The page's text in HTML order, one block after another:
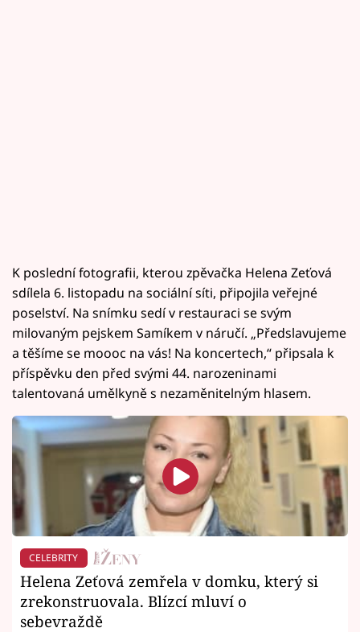
K poslední fotografii, kterou zpěvačka Helena Zeťová
sdílela 6. listopadu na sociální síti, připojila veřejné
poselství. Na snímku sedí v restauraci se svým
milovaným pejskem Samíkem v náručí. „Předslavujeme
a těšíme se moooc na vás! Na koncertech,“ připsala k
příspěvku den před svými 44. narozeninami
talentovaná umělkyně s nezaměnitelným hlasem.
CELEBRITY
Helena Zeťová zemřela v domku, který si
zrekonstruovala. Blízcí mluví o
sebevraždě